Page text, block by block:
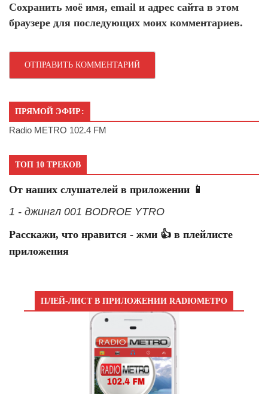
Сохранить моё имя, email и адрес сайта в этом
браузере для последующих моих комментариев.
ПРЯМОЙ ЭФИР:
Radio METRO 102.4 FM
ТОП 10 ТРЕКОВ
От наших слушателей в приложении 📱
1 - джингл 001 BODROE YTRO
Расскажи, что нравится - жми 👍 в плейлисте
приложения
ПЛЕЙ-ЛИСТ В ПРИЛОЖЕНИИ RADIOМЕТРО